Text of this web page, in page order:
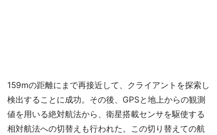
159mの距離にまで再接近して、クライアントを探索し
検出することに成功。その後、GPSと地上からの観測
値を用いる絶対航法から、衛星搭載センサを駆使する
相対航法への切替えも行われた。この切り替えての航